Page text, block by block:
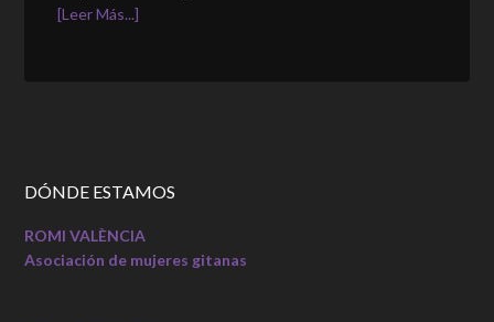
[Leer Más...]
DÓNDE ESTAMOS
ROMI VALÈNCIA
Asociación de mujeres gitanas